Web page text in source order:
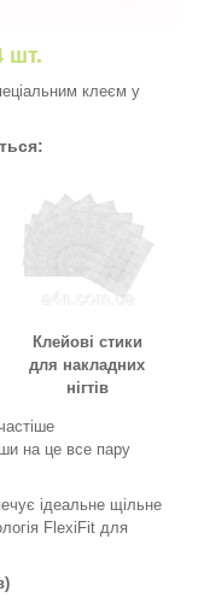
шт.
клеєм у
Клейові стики
для накладних
нігтів
на це все пару
ідеальне щільне
FlexiFit для